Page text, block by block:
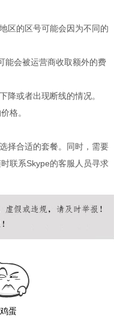
区的区号可能会因为不同的
能会被运营商收取额外的费
降或者出现断线的情况。
格。
择合适的套餐。同时，需要
联系Skype的客服人员寻求
鸡蛋